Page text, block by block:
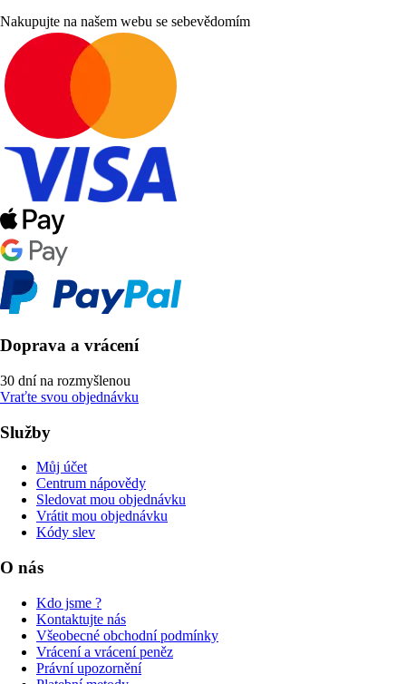
Nakupujte na našem webu se sebevědomím
Doprava a vrácení
30 dní na rozmyšlenou
Vraťte svou objednávku
Služby
Můj účet
Centrum nápovědy
Sledovat mou objednávku
Vrátit mou objednávku
Kódy slev
O nás
Kdo jsme ?
Kontaktujte nás
Všeobecné obchodní podmínky
Vrácení a vrácení peněz
Právní upozornění